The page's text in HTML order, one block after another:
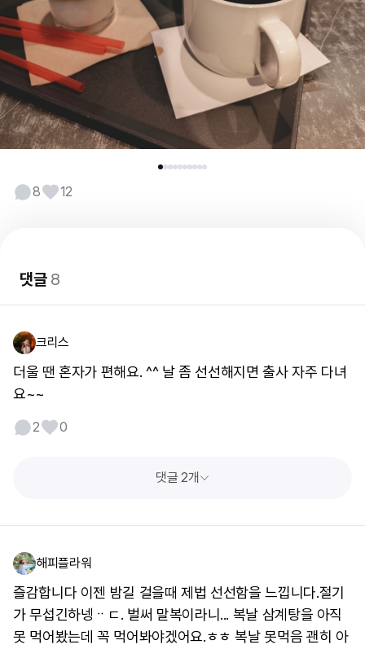
8 12
댓글8
크리스
더울 땐 혼자가 편해요. ^^ 날 좀 선선해지면 출사 자주 다녀
요~~
2 0
댓글 2개
해피플라워
즐감합니다 이젠 밤길 걸을때 제법 선선함을 느낍니다.절기
가 무섭긴하넹ᆢㄷ. 벌써 말복이라니... 복날 삼계탕을 아직
못 먹어봤는데 꼭 먹어봐야겠어요.ㅎㅎ 복날 못먹음 괜히 아